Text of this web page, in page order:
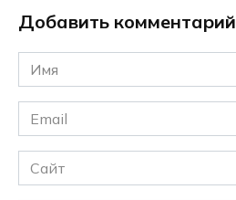
Добавить комментарий
Имя
*
Email
*
Сайт